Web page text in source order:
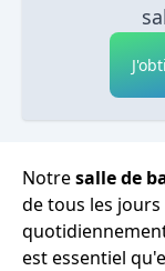
Notresalle de
de tous les
est essentiel